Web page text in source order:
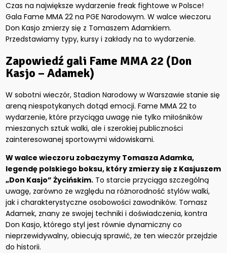
Czas na największe wydarzenie freak fightowe w Polsce!
Gala Fame MMA 22 na PGE Narodowym. W walce wieczoru
Don Kasjo zmierzy się z Tomaszem Adamkiem.
Przedstawiamy typy, kursy i zakłady na to wydarzenie.
Zapowiedź gali Fame MMA 22 (Don
Kasjo – Adamek)
W sobotni wieczór, Stadion Narodowy w Warszawie stanie się
areną niespotykanych dotąd emocji. Fame MMA 22 to
wydarzenie, które przyciąga uwagę nie tylko miłośników
mieszanych sztuk walki, ale i szerokiej publiczności
zainteresowanej sportowymi widowiskami.
W walce wieczoru zobaczymy Tomasza Adamka,
legendę polskiego boksu, który zmierzy się z Kasjuszem
„Don Kasjo” Życińskim. To starcie przyciąga szczególną
uwagę, zarówno ze względu na różnorodność stylów walki,
jak i charakterystyczne osobowości zawodników. Tomasz
Adamek, znany ze swojej techniki i doświadczenia, kontra
Don Kasjo, którego styl jest równie dynamiczny co
nieprzewidywalny, obiecują sprawić, że ten wieczór przejdzie
do historii.